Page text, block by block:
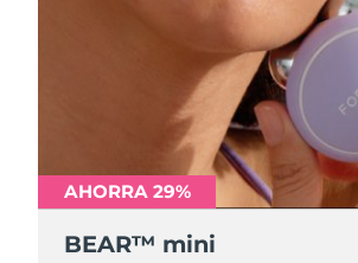
AHORRA 29%
BEAR™ mini